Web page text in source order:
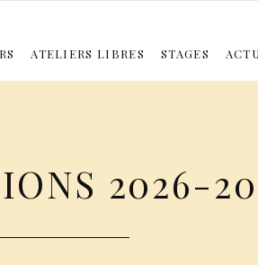
ATELIERS LIBRES STAGES
2026-